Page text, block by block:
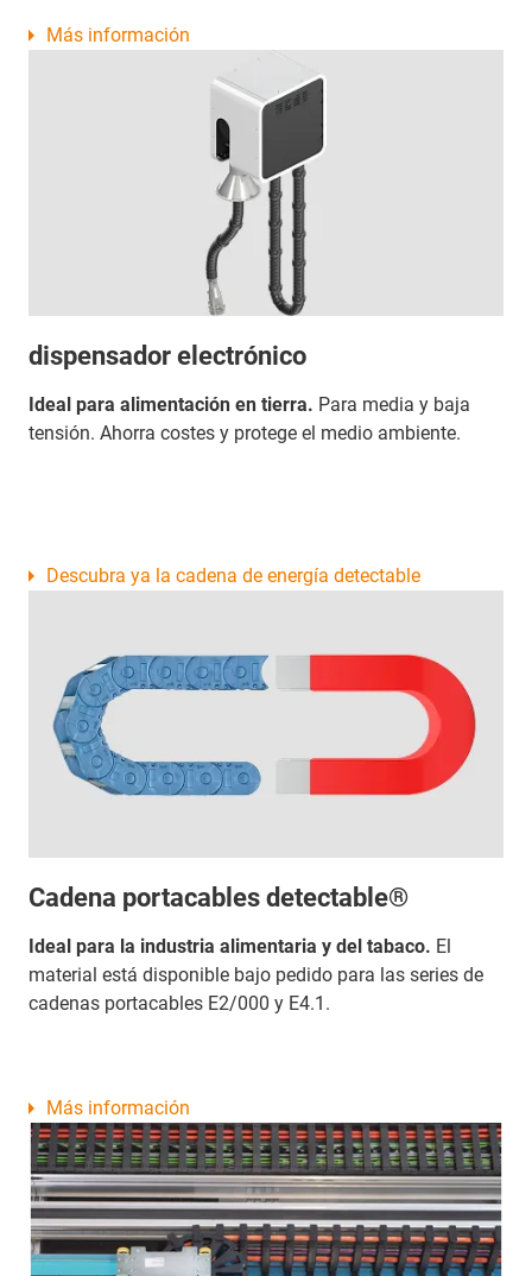
dispensador electrónico
Ideal para alimentación en tierra. Para media y baja
tensión. Ahorra costes y protege el medio ambiente.
Más información
Cadena portacables detectable®
Ideal para la industria alimentaria y del tabaco. El
material está disponible bajo pedido para las series de
cadenas portacables E2/000 y E4.1.
Descubra ya la cadena de energía detectable
Más información